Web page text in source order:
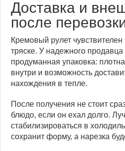
Доставка и
после
Кремовый рулет чувствителен
тряске. У надежного
продуманная упаковка:
внутри и возможность
нахождения в тепле.
После получения не стоит
блюдо, если он ехал долго.
стабилизироваться в
сохранит форму, а нарезка